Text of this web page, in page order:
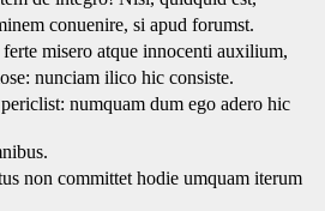
conuenire, si apud forumst.
misero atque innocenti auxilium,
nunciam ilico hic consiste.
numquam dum ego adero hic
non committet hodie umquam iterum